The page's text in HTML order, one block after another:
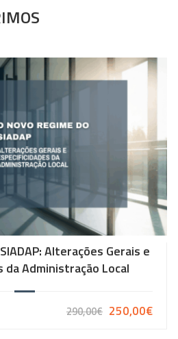
Alterações Gerais e
da Administração Local
290,00€ 250,00€